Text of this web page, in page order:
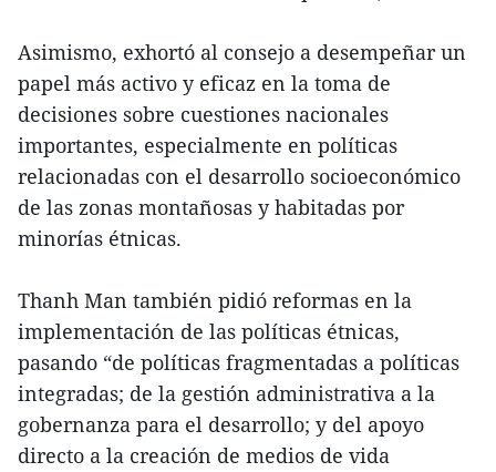
Asimismo, exhortó al consejo a desempeñar un
papel más activo y eficaz en la toma de
decisiones sobre cuestiones nacionales
importantes, especialmente en políticas
relacionadas con el desarrollo socioeconómico
de las zonas montañosas y habitadas por
minorías étnicas.
Thanh Man también pidió reformas en la
implementación de las políticas étnicas,
pasando “de políticas fragmentadas a políticas
integradas; de la gestión administrativa a la
gobernanza para el desarrollo; y del apoyo
directo a la creación de medios de vida